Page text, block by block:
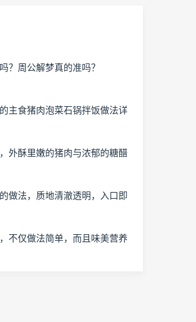
？周公解梦真的准吗？
主食猪肉泡菜石锅拌饭做法详
外酥里嫩的猪肉与浓郁的糖醋
做法，质地清澈透明，入口即
不仅做法简单，而且味美营养